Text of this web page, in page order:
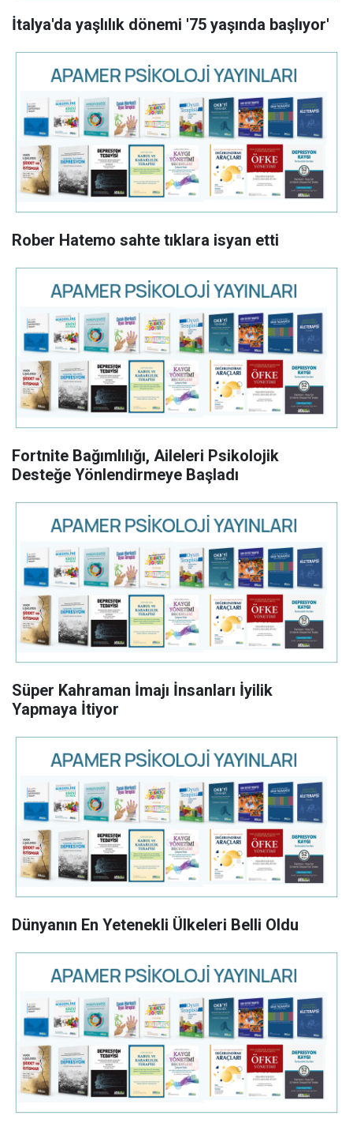
İtalya'da yaşlılık dönemi '75 yaşında başlıyor'
Rober Hatemo sahte tıklara isyan etti
Fortnite Bağımlılığı, Aileleri Psikolojik
Desteğe Yönlendirmeye Başladı
Süper Kahraman İmajı İnsanları İyilik
Yapmaya İtiyor
Dünyanın En Yetenekli Ülkeleri Belli Oldu